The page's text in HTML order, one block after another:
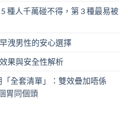
種人千萬碰不得，第 3 種最易被
洩男性的安心選擇
果與安全性解析
全套清單」：雙效疊加唔係
胃同個頭